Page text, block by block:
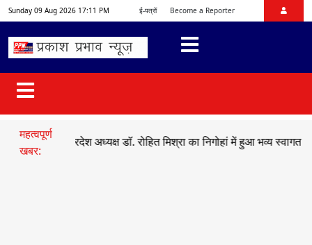
Sunday 09 Aug 2026 17:11 PM ई-पत्रों Become a Reporter
महत्वपूर्ण
खबर:
भाजयुमो प्रदेश अध्यक्ष डॉ. रोहित मिश्रा का निगोहां में हुआ भव्य स्वागत ●